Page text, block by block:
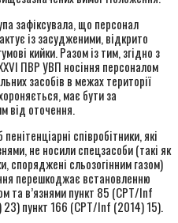
зафіксувала, що персонал
із засудженими, відкрито
кийки. Разом із тим, згідно з
ПВР УВП носіння персоналом
засобів в межах території
має бути за
від оточення.
співробітники, які
не носили спецзасоби (такі як
споряджені сльозогінним газом)
перешкоджає встановленню
та в’язнями пункт 85 (CPT/Inf
пункт 166 (CPT/Inf (2014) 15).